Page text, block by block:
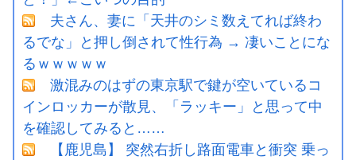
夫さん、妻に「天井のシミ数えてれば終わ
るでな」と押し倒されて性行為 → 凄いことにな
るｗｗｗｗｗ
激混みのはずの東京駅で鍵が空いているコ
インロッカーが散見、「ラッキー」と思って中
を確認してみると……
【鹿児島】 突然右折し路面電車と衝突 乗っ